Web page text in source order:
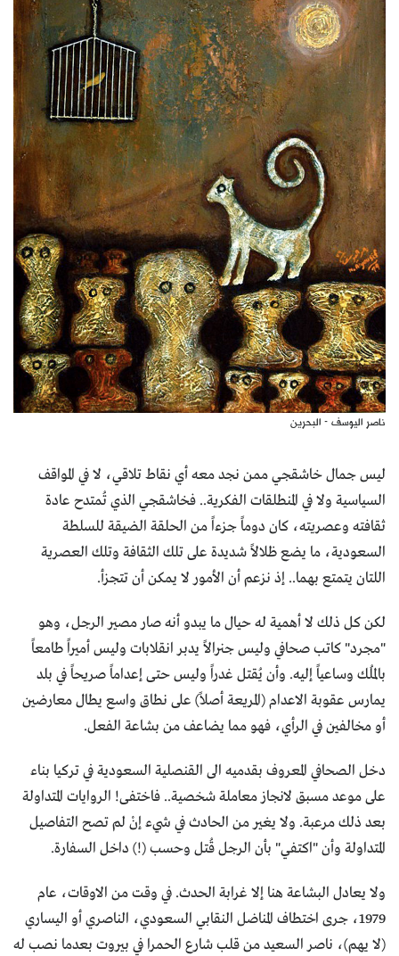
ناصر اليوسف - البحرين
ليس جمال خاشقجي ممن نجد معه أي نقاط تلاقي، لا في المواقف
السياسية ولا في المنطلقات الفكرية.. فخاشقجي الذي تُمتدح عادة
ثقافته وعصريته، كان دوماً جزءاً من الحلقة الضيقة للسلطة
السعودية، ما يضع ظلالاً شديدة على تلك الثقافة وتلك العصرية
اللتان يتمتع بهما.. إذ نزعم أن الأمور لا يمكن أن تتجزأ.
لكن كل ذلك لا أهمية له حيال ما يبدو أنه صار مصير الرجل، وهو
"مجرد" كاتب صحافي وليس جنرالاً يدبر انقلابات وليس أميراً طامعاً
بالمُلك وساعياً إليه. وأن يُقتل غدراً وليس حتى إعداماً صريحاً في بلد
يمارس عقوبة الاعدام (المريعة أصلاً) على نطاق واسع يطال معارضين
أو مخالفين في الرأي، فهو مما يضاعف من بشاعة الفعل.
دخل الصحافي المعروف بقدميه الى القنصلية السعودية في تركيا بناء
على موعد مسبق لانجاز معاملة شخصية.. فاختفى! الروايات المتداولة
بعد ذلك مرعبة. ولا يغير من الحادث في شيء إنْ لم تصح التفاصيل
المتداولة وأن "اكتفي" بأن الرجل قُتل وحسب (!) داخل السفارة.
ولا يعادل البشاعة هنا إلا غرابة الحدث. في وقت من الاوقات، عام
1979، جرى اختطاف المناضل النقابي السعودي، الناصري أو اليساري
(لا يهم)، ناصر السعيد من قلب شارع الحمرا في بيروت بعدما نصب له